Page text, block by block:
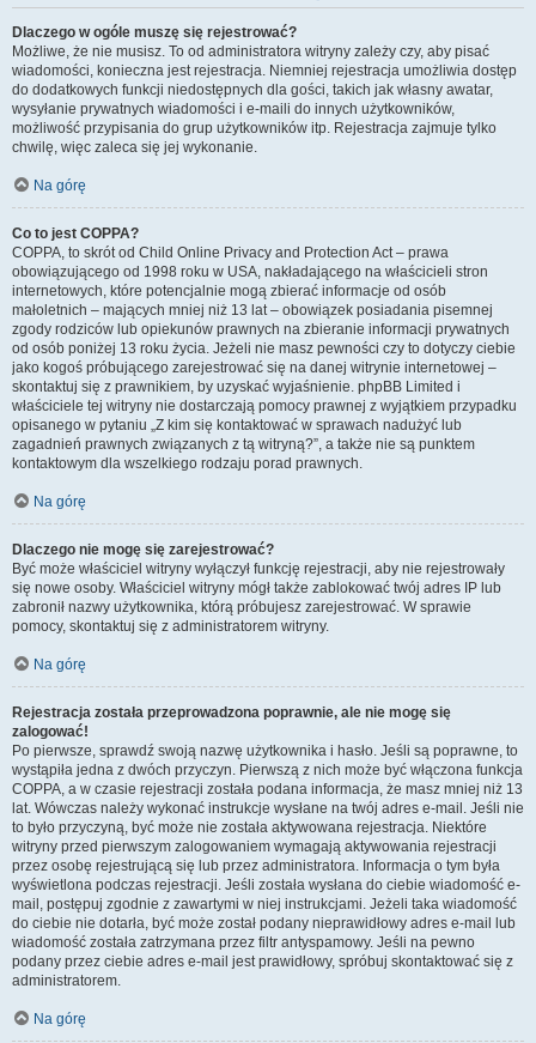
Dlaczego w ogóle muszę się rejestrować?
Możliwe, że nie musisz. To od administratora witryny zależy czy, aby pisać
wiadomości, konieczna jest rejestracja. Niemniej rejestracja umożliwia dostęp
do dodatkowych funkcji niedostępnych dla gości, takich jak własny awatar,
wysyłanie prywatnych wiadomości i e-maili do innych użytkowników,
możliwość przypisania do grup użytkowników itp. Rejestracja zajmuje tylko
chwilę, więc zaleca się jej wykonanie.
Na górę
Co to jest COPPA?
COPPA, to skrót od Child Online Privacy and Protection Act – prawa
obowiązującego od 1998 roku w USA, nakładającego na właścicieli stron
internetowych, które potencjalnie mogą zbierać informacje od osób
małoletnich – mających mniej niż 13 lat – obowiązek posiadania pisemnej
zgody rodziców lub opiekunów prawnych na zbieranie informacji prywatnych
od osób poniżej 13 roku życia. Jeżeli nie masz pewności czy to dotyczy ciebie
jako kogoś próbującego zarejestrować się na danej witrynie internetowej –
skontaktuj się z prawnikiem, by uzyskać wyjaśnienie. phpBB Limited i
właściciele tej witryny nie dostarczają pomocy prawnej z wyjątkiem przypadku
opisanego w pytaniu „Z kim się kontaktować w sprawach nadużyć lub
zagadnień prawnych związanych z tą witryną?”, a także nie są punktem
kontaktowym dla wszelkiego rodzaju porad prawnych.
Na górę
Dlaczego nie mogę się zarejestrować?
Być może właściciel witryny wyłączył funkcję rejestracji, aby nie rejestrowały
się nowe osoby. Właściciel witryny mógł także zablokować twój adres IP lub
zabronił nazwy użytkownika, którą próbujesz zarejestrować. W sprawie
pomocy, skontaktuj się z administratorem witryny.
Na górę
Rejestracja została przeprowadzona poprawnie, ale nie mogę się
zalogować!
Po pierwsze, sprawdź swoją nazwę użytkownika i hasło. Jeśli są poprawne, to
wystąpiła jedna z dwóch przyczyn. Pierwszą z nich może być włączona funkcja
COPPA, a w czasie rejestracji została podana informacja, że masz mniej niż 13
lat. Wówczas należy wykonać instrukcje wysłane na twój adres e-mail. Jeśli nie
to było przyczyną, być może nie została aktywowana rejestracja. Niektóre
witryny przed pierwszym zalogowaniem wymagają aktywowania rejestracji
przez osobę rejestrującą się lub przez administratora. Informacja o tym była
wyświetlona podczas rejestracji. Jeśli została wysłana do ciebie wiadomość e-
mail, postępuj zgodnie z zawartymi w niej instrukcjami. Jeżeli taka wiadomość
do ciebie nie dotarła, być może został podany nieprawidłowy adres e-mail lub
wiadomość została zatrzymana przez filtr antyspamowy. Jeśli na pewno
podany przez ciebie adres e-mail jest prawidłowy, spróbuj skontaktować się z
administratorem.
Na górę